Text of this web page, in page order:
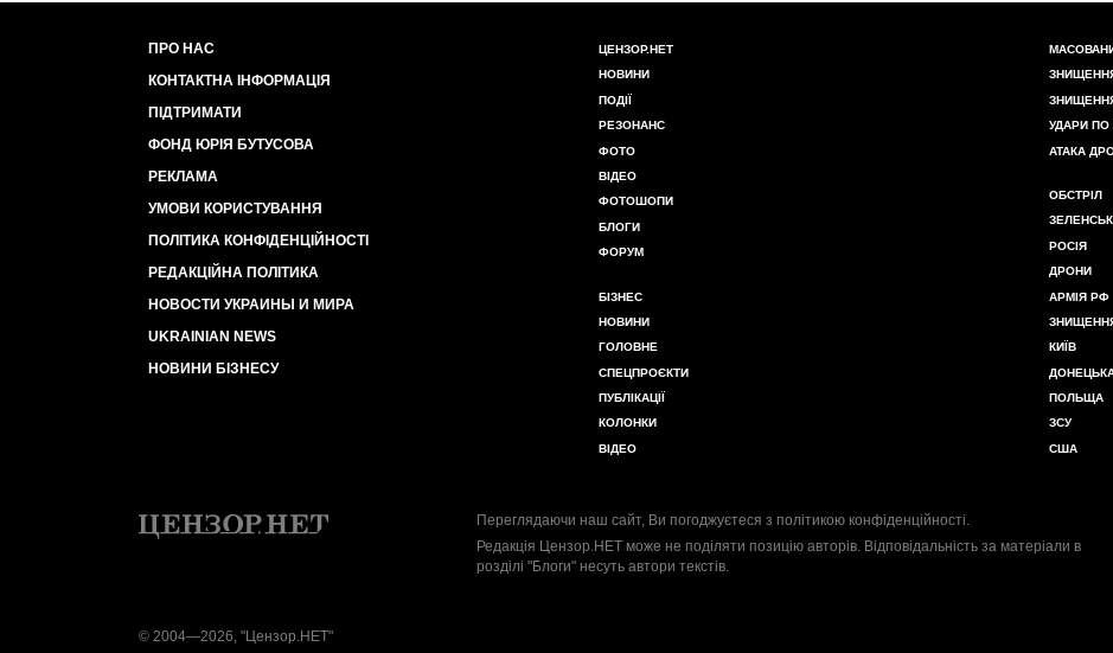
ПРО НАС
КОНТАКТНА ІНФОРМАЦІЯ
ПІДТРИМАТИ
ФОНД ЮРІЯ БУТУСОВА
РЕКЛАМА
УМОВИ КОРИСТУВАННЯ
ПОЛІТИКА КОНФІДЕНЦІЙНОСТІ
РЕДАКЦІЙНА ПОЛІТИКА
НОВОСТИ УКРАИНЫ И МИРА
UKRAINIAN NEWS
НОВИНИ БІЗНЕСУ
ЦЕНЗОР.НЕТ
НОВИНИ
ПОДІЇ
РЕЗОНАНС
ФОТО
ВІДЕО
ФОТОШОПИ
БЛОГИ
ФОРУМ
БІЗНЕС
НОВИНИ
ГОЛОВНЕ
СПЕЦПРОЄКТИ
ПУБЛІКАЦІЇ
КОЛОНКИ
ВІДЕО
УДАРИ ПО
АТАКА
ОБСТРІЛ
РОСІЯ
ДРОНИ
АРМІЯ РФ
КИЇВ
ПОЛЬЩА
ЗСУ
США
Переглядаючи наш сайт, Ви погоджуєтеся з політикою конфіденційності.
Редакція Цензор.НЕТ може не поділяти позицію авторів. Відповідальність за матеріали в
розділі "Блоги" несуть автори текстів.
© 2004—2026, "Цензор.НЕТ"